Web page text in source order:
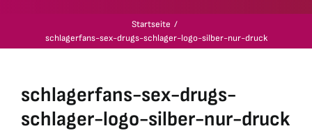
Geschenk-Gutscheine
Startseite
schlagerfans-sex-drugs-schlager-logo-silber-nur-druck
schlagerfans-sex-drugs-
schlager-logo-silber-nur-druck